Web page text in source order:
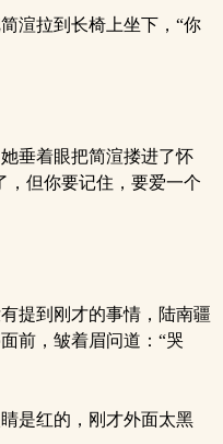
渲拉到长椅上坐下，“你
垂着眼把简渲搂进了怀
，但你要记住，要爱一个
提到刚才的事情，陆南疆
前，皱着眉问道：“哭
是红的，刚才外面太黑